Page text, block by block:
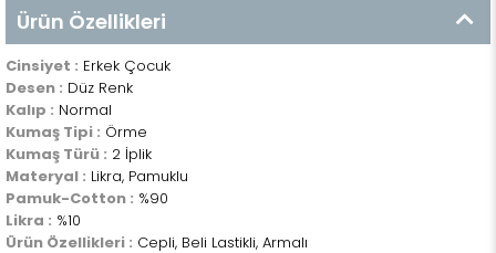
Ürün Özellikleri
Cinsiyet : Erkek Çocuk
Desen : Düz Renk
Kalıp : Normal
Kumaş Tipi : Örme
Kumaş Türü : 2 İplik
Materyal : Likra, Pamuklu
Pamuk-Cotton : %90
Likra : %10
Ürün Özellikleri : Cepli, Beli Lastikli, Armalı